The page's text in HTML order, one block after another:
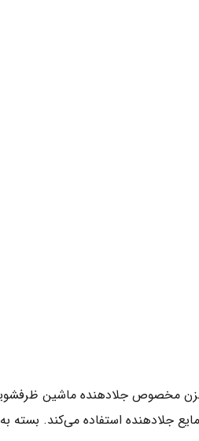
مخصوص جلادهنده ماشین ظرفشویی
استفاده می‌کند. بسته